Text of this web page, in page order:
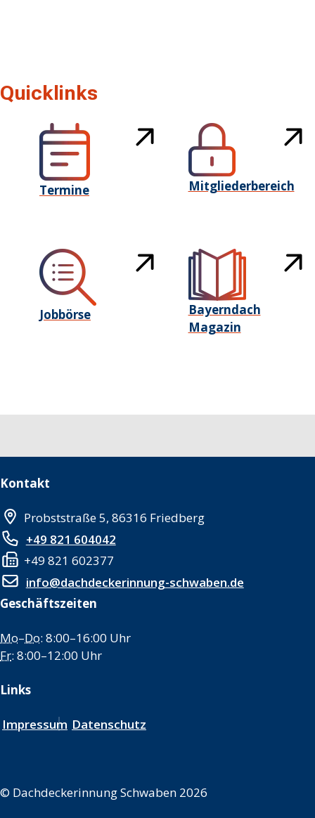
Quicklinks
Termine Mitgliederbereich
Jobbörse
Bayerndach
Magazin
Kontakt
Probststraße 5, 86316 Friedberg
+49 821 604042
+49 821 602377
info@dachdeckerinnung-schwaben.de
Geschäftszeiten
Mo–Do: 8:00–16:00 Uhr
Fr: 8:00–12:00 Uhr
Links
Impressum Datenschutz
© Dachdeckerinnung Schwaben 2026